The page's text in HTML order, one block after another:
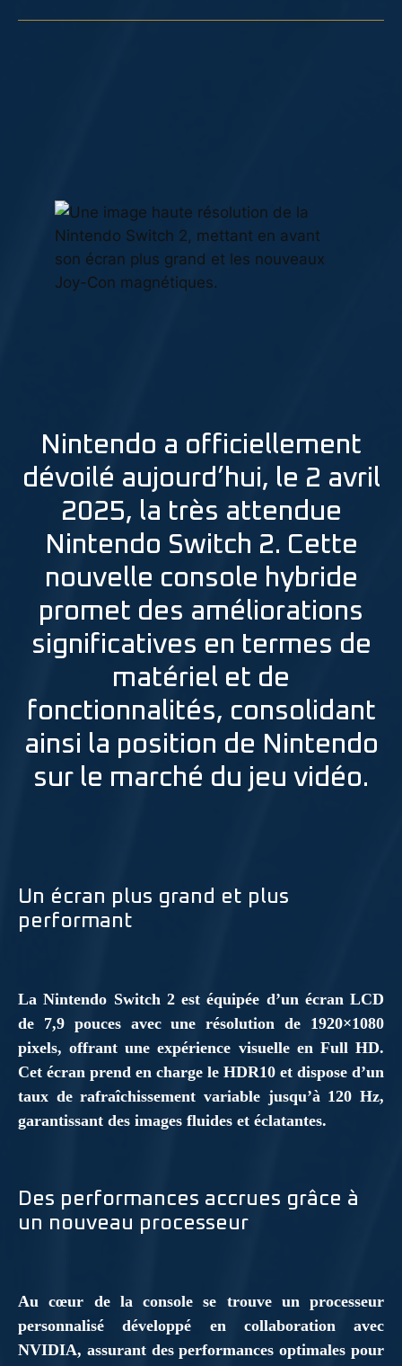
Nintendo a officiellement
dévoilé aujourd’hui, le 2 avril
2025, la très attendue
Nintendo Switch 2. Cette
nouvelle console hybride
promet des améliorations
significatives en termes de
matériel et de
fonctionnalités, consolidant
ainsi la position de Nintendo
sur le marché du jeu vidéo.
Un écran plus grand et plus
performant
La Nintendo Switch 2 est équipée d’un écran LCD
de 7,9 pouces avec une résolution de 1920×1080
pixels, offrant une expérience visuelle en Full HD.
Cet écran prend en charge le HDR10 et dispose d’un
taux de rafraîchissement variable jusqu’à 120 Hz,
garantissant des images fluides et éclatantes.
Des performances accrues grâce à
un nouveau processeur
Au cœur de la console se trouve un processeur
personnalisé développé en collaboration avec
NVIDIA, assurant des performances optimales pour